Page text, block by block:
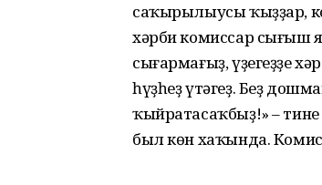
саҡырылыусы ҡыҙҙар,
хәрби комиссар сығыш
сығармағыҙ, үҙегеҙҙе
һүҙһеҙ үтәгеҙ. Беҙ
ҡыйратасаҡбыҙ!» –
был көн хаҡында.